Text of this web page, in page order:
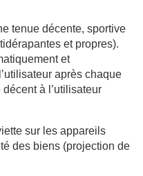
tenue décente, sportive
et propres).
et
après chaque
à l’utilisateur
sur les appareils
des biens (projection de